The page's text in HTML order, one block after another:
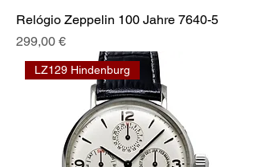
Relógio Zeppelin 100 Jahre 7640-5
Prix
299,00 €
LZ129 Hindenburg